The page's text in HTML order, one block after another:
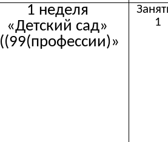
1 неделя
«Детский сад»
((99(профессии)»
1